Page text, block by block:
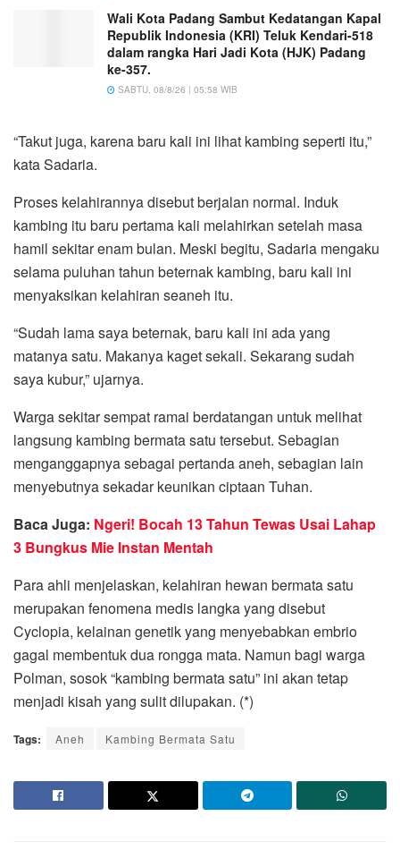
Wali Kota Padang Sambut Kedatangan Kapal
Republik Indonesia (KRI) Teluk Kendari-518
dalam rangka Hari Jadi Kota (HJK) Padang
ke-357.
SABTU, 08/8/26 | 05:58 WIB
“Takut juga, karena baru kali ini lihat kambing seperti itu,”
kata Sadaria.
Proses kelahirannya disebut berjalan normal. Induk
kambing itu baru pertama kali melahirkan setelah masa
hamil sekitar enam bulan. Meski begitu, Sadaria mengaku
selama puluhan tahun beternak kambing, baru kali ini
menyaksikan kelahiran seaneh itu.
“Sudah lama saya beternak, baru kali ini ada yang
matanya satu. Makanya kaget sekali. Sekarang sudah
saya kubur,” ujarnya.
Warga sekitar sempat ramai berdatangan untuk melihat
langsung kambing bermata satu tersebut. Sebagian
menganggapnya sebagai pertanda aneh, sebagian lain
menyebutnya sekadar keunikan ciptaan Tuhan.
Baca Juga: Ngeri! Bocah 13 Tahun Tewas Usai Lahap
3 Bungkus Mie Instan Mentah
Para ahli menjelaskan, kelahiran hewan bermata satu
merupakan fenomena medis langka yang disebut
Cyclopia, kelainan genetik yang menyebabkan embrio
gagal membentuk dua rongga mata. Namun bagi warga
Polman, sosok “kambing bermata satu” ini akan tetap
menjadi kisah yang sulit dilupakan. (*)
Tags: Aneh Kambing Bermata Satu